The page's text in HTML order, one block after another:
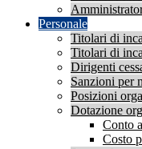
Personale
Titolari di
Titolari di
Dirigenti
Sanzioni per
Posizioni
Dotazione
Conto
Costo